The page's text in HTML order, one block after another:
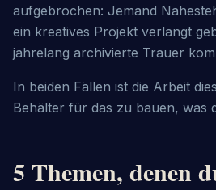
aufgebrochen: Jemand
ein kreatives Projekt verlangt
jahrelang archivierte Trauer
In beiden Fällen ist die Arbeit
Behälter für das zu bauen, was
5 Themen, denen